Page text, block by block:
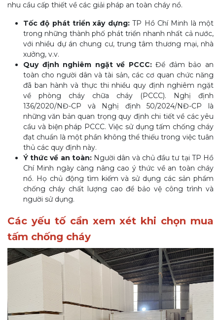
nhu cầu cấp thiết về các giải pháp an toàn cháy nổ.
Tốc độ phát triển xây dựng:TP Hồ Chí Minh là một
trong những thành phố phát triển nhanh nhất cả nước,
với nhiều dự án chung cư, trung tâm thương mại, nhà
xưởng, v.v.
Quy định nghiêm ngặt về PCCC:Để đảm bảo an
toàn cho người dân và tài sản, các cơ quan chức năng
đã ban hành và thực thi nhiều quy định nghiêm ngặt
về phòng cháy chữa cháy (PCCC). Nghị định
136/2020/NĐ-CP và Nghị định 50/2024/NĐ-CP là
những văn bản quan trọng quy định chi tiết về các yêu
cầu và biện pháp PCCC. Việc sử dụng tấm chống cháy
đạt chuẩn là một phần không thể thiếu trong việc tuân
thủ các quy định này.
Ý thức về an toàn:Người dân và chủ đầu tư tại TP Hồ
Chí Minh ngày càng nâng cao ý thức về an toàn cháy
nổ. Họ chủ động tìm kiếm và sử dụng các sản phẩm
chống cháy chất lượng cao để bảo vệ công trình và
người sử dụng.
Các yếu tố cần xem xét khi chọn mua
tấm chống cháy